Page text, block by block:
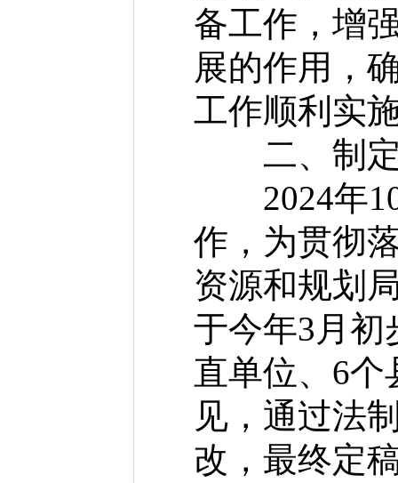
备工作，增
展的作用，
工作顺利实
二、制定
2024年10
作，为贯彻
资源和规划
于今年3月初
直单位、6
见，通过法
改，最终定